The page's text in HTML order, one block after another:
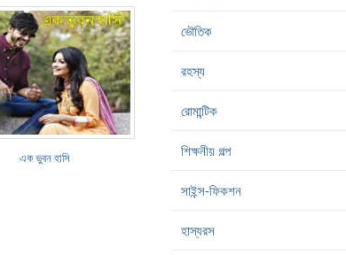
এক ভুবন হাসি
ভৌতিক
রহস্য
রোমান্টিক
শিক্ষনীয় গল্প
সাইন্স-ফিকশন
হাস্যরস